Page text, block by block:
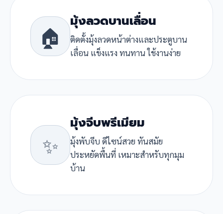
🏠
มุ้งลวดบานเลื่อน
ติดตั้งมุ้งลวดหน้าต่างและประตูบาน
เลื่อน แข็งแรง ทนทาน ใช้งานง่าย
✨
มุ้งจีบพรีเมียม
มุ้งพับจีบ ดีไซน์สวย ทันสมัย
ประหยัดพื้นที่ เหมาะสำหรับทุกมุม
บ้าน